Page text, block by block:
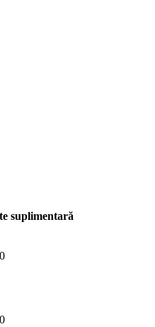
suplimentară